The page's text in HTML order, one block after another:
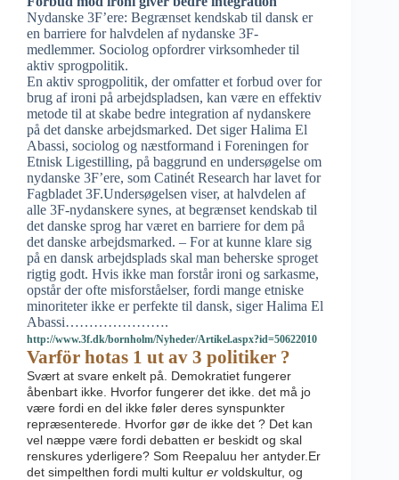
Nydanske 3F’ere: Begrænset kendskab til dansk er
en barriere for halvdelen af nydanske 3F-
medlemmer. Sociolog opfordrer virksomheder til
aktiv sprogpolitik.
En aktiv sprogpolitik, der omfatter et forbud over for
brug af ironi på arbejdspladsen, kan være en effektiv
metode til at skabe bedre integration af nydanskere
på det danske arbejdsmarked. Det siger Halima El
Abassi, sociolog og næstformand i Foreningen for
Etnisk Ligestilling, på baggrund en undersøgelse om
nydanske 3F’ere, som Catinét Research har lavet for
Fagbladet 3F.Undersøgelsen viser, at halvdelen af
alle 3F-nydanskere synes, at begrænset kendskab til
det danske sprog har været en barriere for dem på
det danske arbejdsmarked. – For at kunne klare sig
på en dansk arbejdsplads skal man beherske sproget
rigtig godt. Hvis ikke man forstår ironi og sarkasme,
opstår der ofte misforståelser, fordi mange etniske
minoriteter ikke er perfekte til dansk, siger Halima El
Abassi………………….
http://www.3f.dk/bornholm/Nyheder/Artikel.aspx?id=50622010
Varför hotas 1 ut av 3 politiker ?
Svært at svare enkelt på. Demokratiet fungerer
åbenbart ikke. Hvorfor fungerer det ikke. det må jo
være fordi en del ikke føler deres synspunkter
repræsenterede. Hvorfor gør de ikke det ? Det kan
vel næppe være fordi debatten er beskidt og skal
renskures yderligere? Som Reepaluu her antyder.Er
det simpelthen fordi multi kultur er voldskultur, og